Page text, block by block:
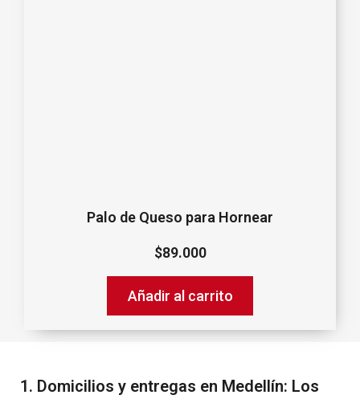
Palo de Queso para Hornear
$89.000
Añadir al carrito
1.‌ ‌Domicilios‌ ‌y‌ ‌entregas‌ ‌en‌ ‌Medellín:‌ ‌Los‌